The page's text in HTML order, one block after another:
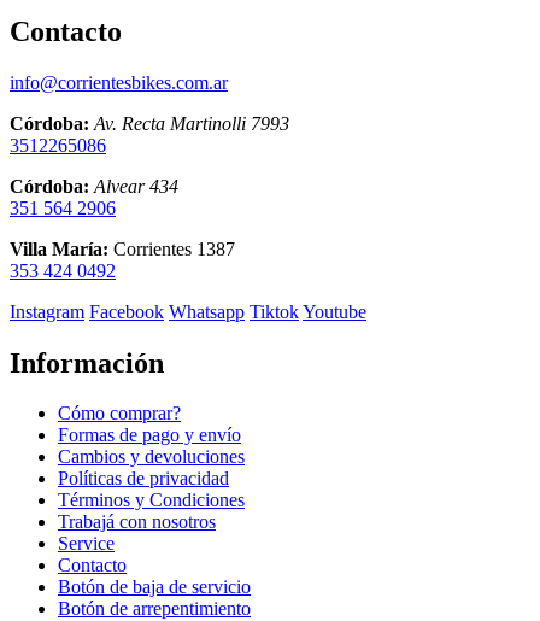
Contacto
info@corrientesbikes.com.ar
Córdoba: Av. Recta Martinolli 7993
3512265086
Córdoba: Alvear 434
351 564 2906
Villa María: Corrientes 1387
353 424 0492
Instagram Facebook Whatsapp TiktokYoutube
Información
Cómo comprar?
Formas de pago y envío
Cambios y devoluciones
Políticas de privacidad
Términos y Condiciones
Trabajá con nosotros
Service
Contacto
Botón de baja de servicio
Botón de arrepentimiento